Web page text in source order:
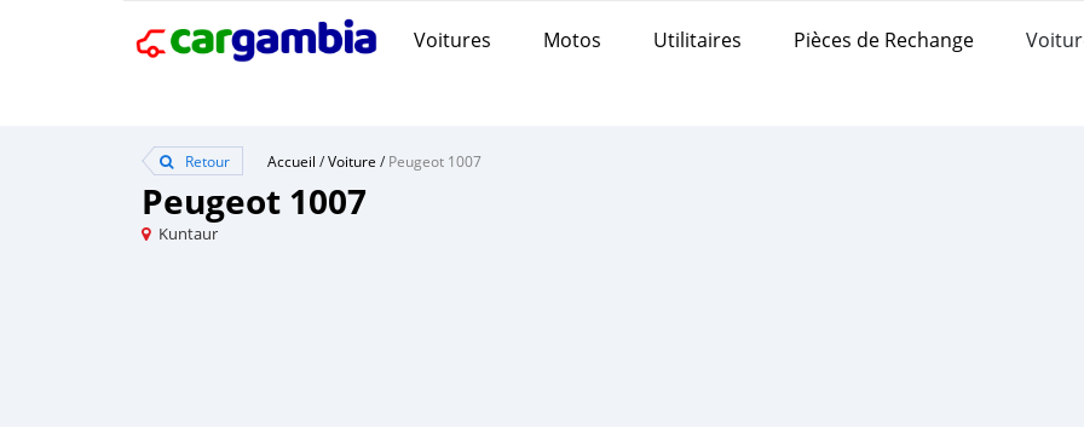
Voitures Motos Utilitaires Pièces de Rechange
Retour Accueil /Voiture /Peugeot 1007
Peugeot 1007
Kuntaur